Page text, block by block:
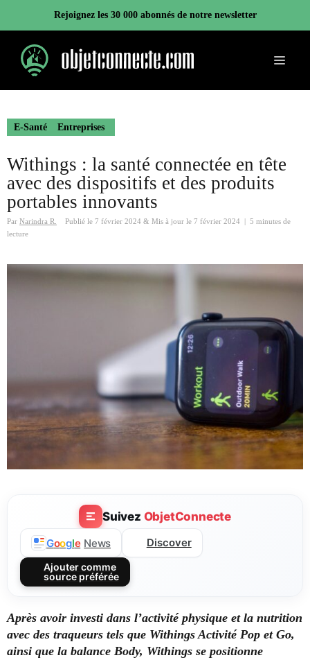
contenu
Rejoignez les 30 000 abonnés de notre newsletter
Menu
E-Santé Entreprises
Withings : la santé connectée en tête
avec des dispositifs et des produits
portables innovants
Par Narindra R. Publié le 7 février 2024 & Mis à jour le 7 février 2024
5 minutes de
lecture
Suivez ObjetConnecte
Google News Discover
Ajouter comme
source préférée
Après avoir investi dans l’activité physique et la nutrition
avec des traqueurs tels que Withings Activité Pop et Go,
ainsi que la balance Body, Withings se positionne